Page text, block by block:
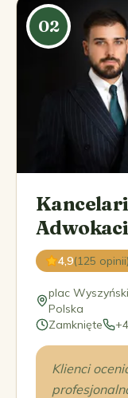
02
4,9(125 opinii)
plac
Polska
Zamknięte
Klienci